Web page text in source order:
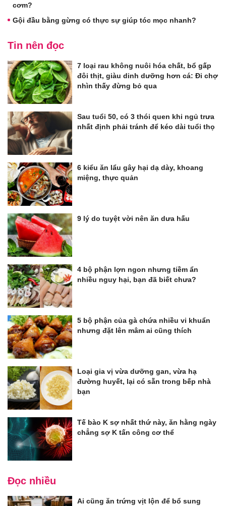
cơm?
Gội đầu bằng gừng có thực sự giúp tóc mọc nhanh?
Tin nên đọc
7 loại rau không nuôi hóa chất, bổ gấp
đôi thịt, giàu dinh dưỡng hơn cá: Đi chợ
nhìn thấy đừng bỏ qua
Sau tuổi 50, có 3 thói quen khi ngủ trưa
nhất định phải tránh để kéo dài tuổi thọ
6 kiểu ăn lẩu gây hại dạ dày, khoang
miệng, thực quản
9 lý do tuyệt vời nên ăn dưa hấu
4 bộ phận lợn ngon nhưng tiềm ẩn
nhiều nguy hại, bạn đã biết chưa?
5 bộ phận của gà chứa nhiều vi khuẩn
nhưng đặt lên mâm ai cũng thích
Loại gia vị vừa dưỡng gan, vừa hạ
đường huyết, lại có sẵn trong bếp nhà
bạn
Tế bào K sợ nhất thứ này, ăn hằng ngày
chẳng sợ K tấn công cơ thể
Đọc nhiều
Ai cũng ăn trứng vịt lộn để bổ sung